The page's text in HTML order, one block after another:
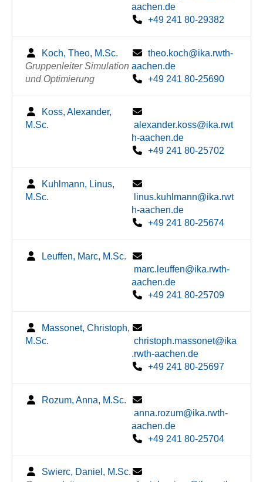
aachen.de
+49 241 80-29382
Koch, Theo, M.Sc.
Gruppenleiter Simulation
und Optimierung
theo.koch@ika.rwth-
aachen.de
+49 241 80-25690
Koss, Alexander,
M.Sc.
alexander.koss@ika.rwt
h-aachen.de
+49 241 80-25702
Kuhlmann, Linus,
M.Sc.
linus.kuhlmann@ika.rwt
h-aachen.de
+49 241 80-25674
Leuffen, Marc, M.Sc.
marc.leuffen@ika.rwth-
aachen.de
+49 241 80-25709
Massonet, Christoph,
M.Sc.
christoph.massonet@ika
.rwth-aachen.de
+49 241 80-25697
Rozum, Anna, M.Sc.
anna.rozum@ika.rwth-
aachen.de
+49 241 80-25704
Swierc, Daniel, M.Sc.